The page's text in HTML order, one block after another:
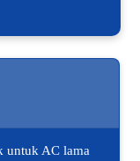
untuk AC lama